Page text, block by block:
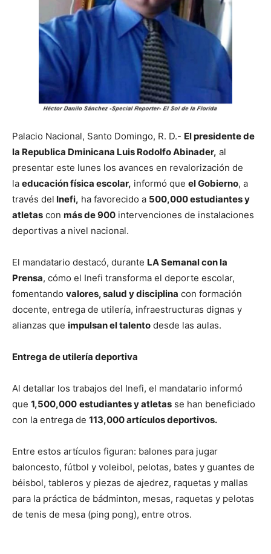
Palacio Nacional, Santo Domingo, R. D.- El presidente de
la Republica Dminicana Luis Rodolfo Abinader, al
presentar este lunes los avances en revalorización de
la educación física escolar, informó que el Gobierno, a
través del Inefi, ha favorecido a 500,000 estudiantes y
atletas con más de 900 intervenciones de instalaciones
deportivas a nivel nacional.
El mandatario destacó, durante LA Semanal con la
Prensa, cómo el Inefi transforma el deporte escolar,
fomentando valores, salud y disciplina con formación
docente, entrega de utilería, infraestructuras dignas y
alianzas que impulsan el talento desde las aulas.
Entrega de utilería deportiva
Al detallar los trabajos del Inefi, el mandatario informó
que 1,500,000 estudiantes y atletas se han beneficiado
con la entrega de 113,000 artículos deportivos.
Entre estos artículos figuran: balones para jugar
baloncesto, fútbol y voleibol, pelotas, bates y guantes de
béisbol, tableros y piezas de ajedrez, raquetas y mallas
para la práctica de bádminton, mesas, raquetas y pelotas
de tenis de mesa (ping pong), entre otros.